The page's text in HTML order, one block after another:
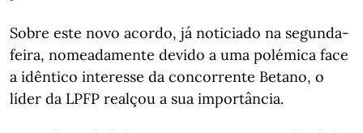
Sobre este novo acordo, já noticiado na segunda-
feira, nomeadamente devido a uma polémica face
a idêntico interesse da concorrente Betano, o
líder da LPFP realçou a sua importância.